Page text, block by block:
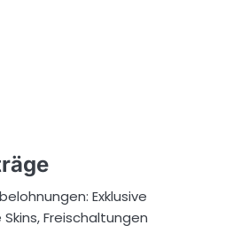
Exklusive
Freischaltungen